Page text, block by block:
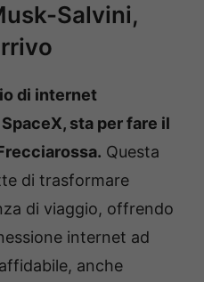
Salvini,
di internet
sta per fare il
Questa
di trasformare
di viaggio, offrendo
internet ad
anche